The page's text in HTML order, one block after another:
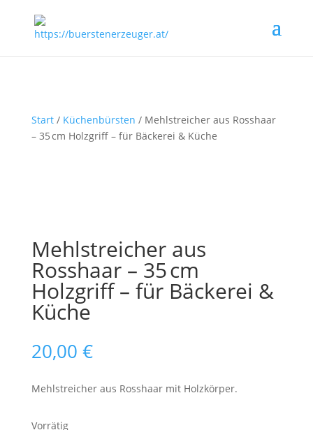
Start/ Küchenbürsten / Mehlstreicher aus Rosshaar
– 35 cm Holzgriff – für Bäckerei & Küche
Mehlstreicher aus
Rosshaar – 35 cm
Holzgriff – für Bäckerei &
Küche
20,00 €
Mehlstreicher aus Rosshaar mit Holzkörper.
Vorrätig